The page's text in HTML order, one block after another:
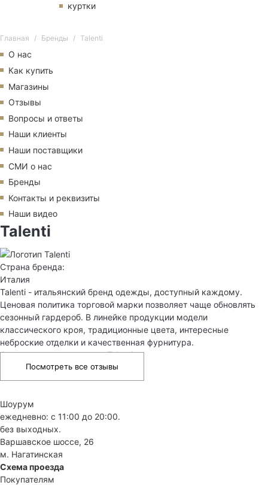
куртки
Главная Бренды Talenti
О нас
Как купить
Магазины
Отзывы
Вопросы и ответы
Наши клиенты
Наши поставщики
СМИ о нас
Бренды
Контакты и реквизиты
Наши видео
Talenti
Страна бренда:
Италия
Talenti - итальянский бренд одежды, доступный каждому.
Ценовая политика торговой марки позволяет чаще обновлять
сезонный гардероб. В линейке продукции модели
классического кроя, традиционные цвета, интересные
неброские отделки и качественная фурнитура.
Отзывы о товарах марки Talenti
Посмотреть все отзывы
Шоурум
ежедневно: с 11:00 до 20:00.
без выходных.
Варшавское шоссе, 26
м. Нагатинская
Схема проезда
Покупателям